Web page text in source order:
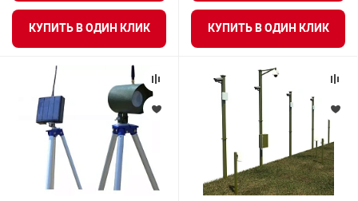
оборудование
КУПИТЬ В ОДИН КЛИК КУПИТЬ В ОДИН КЛИК